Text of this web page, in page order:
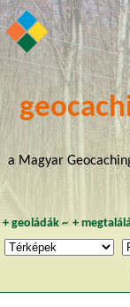
a Magyar
+ geoládák~ +